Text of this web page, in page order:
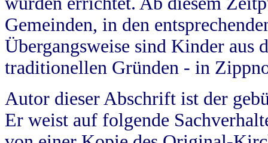
Gemeinden, in den
Übergangsweise sind Kinder aus
traditionellen Gründen - in
Autor dieser Abschrift ist der
Er weist auf folgende